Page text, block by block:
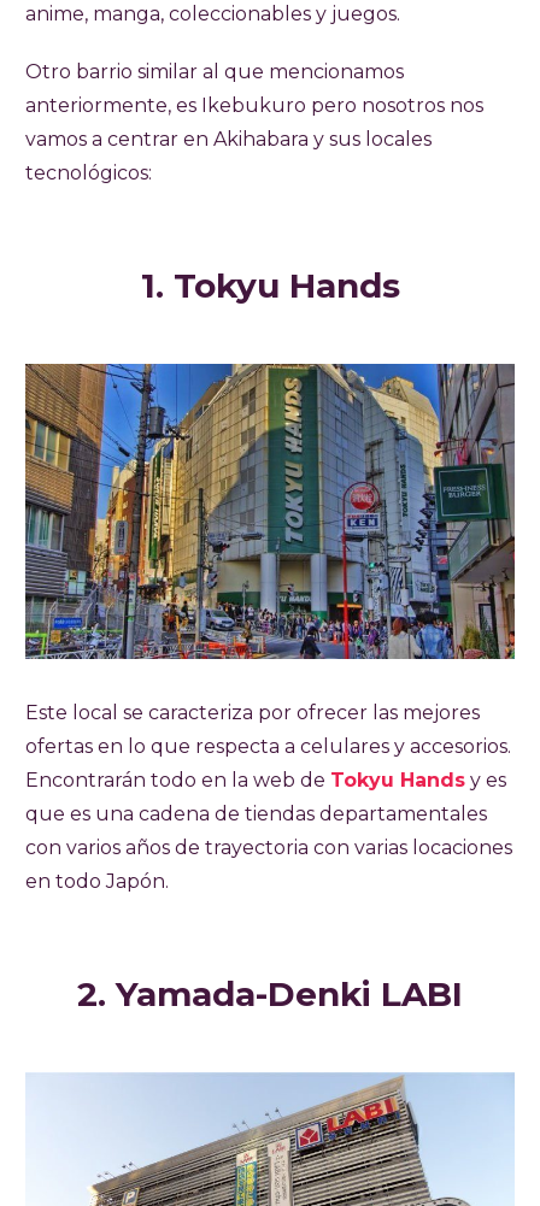
anime, manga, coleccionables y juegos.
Otro barrio similar al que mencionamos
anteriormente, es Ikebukuro pero nosotros nos
vamos a centrar en Akihabara y sus locales
tecnológicos:
1. Tokyu Hands
Este local se caracteriza por ofrecer las mejores
ofertas en lo que respecta a celulares y accesorios.
Encontrarán todo en la web de Tokyu Hands y es
que es una cadena de tiendas departamentales
con varios años de trayectoria con varias locaciones
en todo Japón.
2. Yamada-Denki LABI